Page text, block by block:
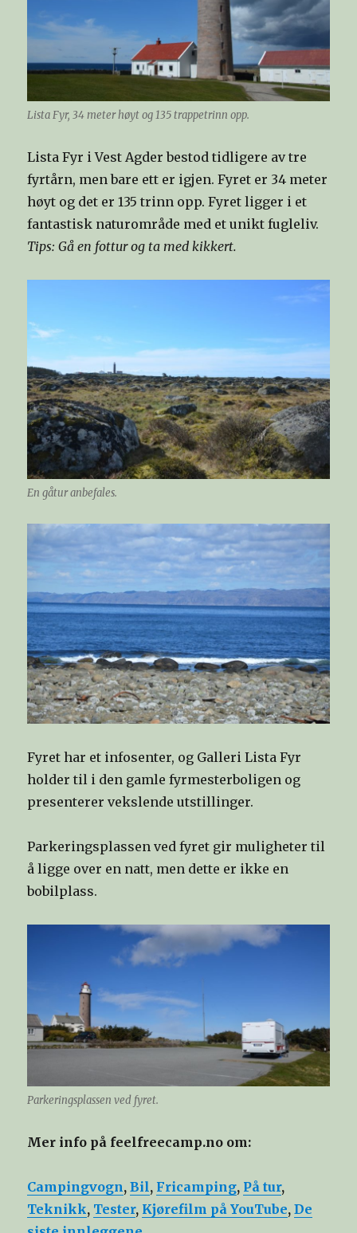
Lista Fyr, 34 meter høyt og 135 trappetrinn opp.
Lista Fyr i Vest Agder bestod tidligere av tre
fyrtårn, men bare ett er igjen. Fyret er 34 meter
høyt og det er 135 trinn opp. Fyret ligger i et
fantastisk naturområde med et unikt fugleliv.
Tips: Gå en fottur og ta med kikkert.
En gåtur anbefales.
Fyret har et infosenter, og Galleri Lista Fyr
holder til i den gamle fyrmesterboligen og
presenterer vekslende utstillinger.
Parkeringsplassen ved fyret gir muligheter til
å ligge over en natt, men dette er ikke en
bobilplass.
Parkeringsplassen ved fyret.
Mer info på feelfreecamp.no om:
Campingvogn,Bil, Fricamping, På tur,
Teknikk, Tester, Kjørefilm på YouTube,De